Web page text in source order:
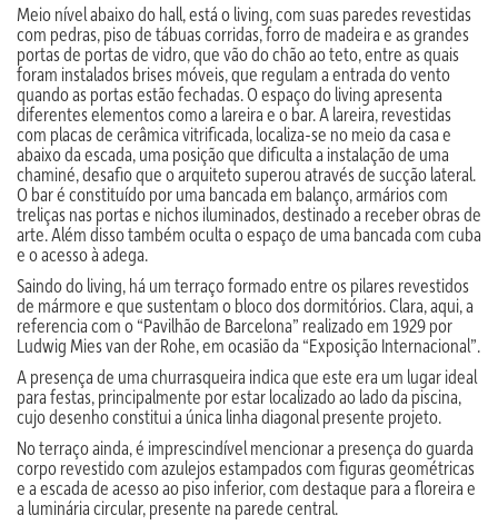
Meio nível abaixo do hall, está o living, com suas paredes revestidas
com pedras, piso de tábuas corridas, forro de madeira e as grandes
portas de portas de vidro, que vão do chão ao teto, entre as quais
foram instalados brises móveis, que regulam a entrada do vento
quando as portas estão fechadas. O espaço do living apresenta
diferentes elementos como a lareira e o bar. A lareira, revestidas
com placas de cerâmica vitrificada, localiza-se no meio da casa e
abaixo da escada, uma posição que dificulta a instalação de uma
chaminé, desafio que o arquiteto superou através de sucção lateral.
O bar é constituído por uma bancada em balanço, armários com
treliças nas portas e nichos iluminados, destinado a receber obras de
arte. Além disso também oculta o espaço de uma bancada com cuba
e o acesso à adega.
Saindo do living, há um terraço formado entre os pilares revestidos
de mármore e que sustentam o bloco dos dormitórios. Clara, aqui, a
referencia com o “Pavilhão de Barcelona” realizado em 1929 por
Ludwig Mies van der Rohe, em ocasião da “Exposição Internacional”.
A presença de uma churrasqueira indica que este era um lugar ideal
para festas, principalmente por estar localizado ao lado da piscina,
cujo desenho constitui a única linha diagonal presente projeto.
No terraço ainda, é imprescindível mencionar a presença do guarda
corpo revestido com azulejos estampados com figuras geométricas
e a escada de acesso ao piso inferior, com destaque para a floreira e
a luminária circular, presente na parede central.